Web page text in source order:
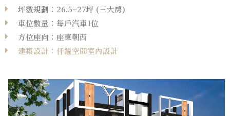
坪數規劃：26.5~27坪 (三大房)
車位數量：每戶汽車1位
方位座向：座東朝西
建築設計：仟鎰空間室內設計